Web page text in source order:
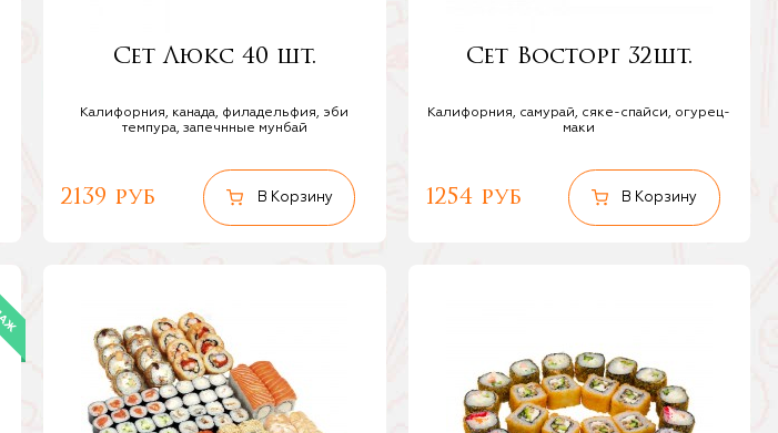
Сет Люкс 40 шт.
Калифорния, канада, филадельфия, эби
темпура, запечнные мунбай
2139 руб
Сет Восторг 32шт.
Калифорния, cамурай, сяке-спайси, огурец-
маки
1254 руб